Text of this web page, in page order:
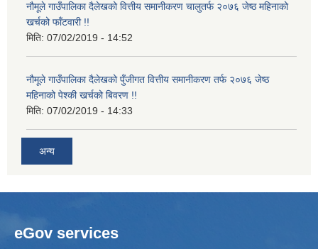
नौमूले गाउँपालिका दैलेखको वित्तीय समानीकरण चालुतर्फ २०७६ जेष्ठ महिनाको
खर्चको फाँटवारी !!
मिति: 07/02/2019 - 14:52
नौमूले गाउँपालिका दैलेखको पुँजीगत वित्तीय समानीकरण तर्फ २०७६ जेष्ठ
महिनाको पेश्की खर्चको बिवरण !!
मिति: 07/02/2019 - 14:33
अन्य
eGov services